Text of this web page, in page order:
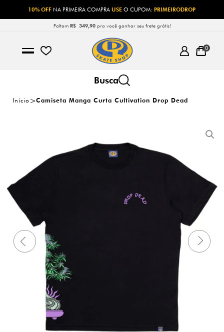
10% OFF NA PRIMEIRA COMPRAUSEO CUPOM:PRIMEIRODROP
Faltam R$ 349,90pra você ganhar seu frete grátis!
0
Início Camiseta Manga Curta Cultivation Drop Dead